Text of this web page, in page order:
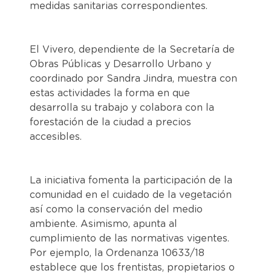
medidas sanitarias correspondientes.
El Vivero, dependiente de la Secretaría de
Obras Públicas y Desarrollo Urbano y
coordinado por Sandra Jindra, muestra con
estas actividades la forma en que
desarrolla su trabajo y colabora con la
forestación de la ciudad a precios
accesibles.
La iniciativa fomenta la participación de la
comunidad en el cuidado de la vegetación
así como la conservación del medio
ambiente. Asimismo, apunta al
cumplimiento de las normativas vigentes.
Por ejemplo, la Ordenanza 10633/18
establece que los frentistas, propietarios o